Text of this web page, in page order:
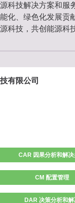
科技解决方案和服
化、绿色化发展贡
科技，共创能源科
有限公司
CAR 因果分析和解
CM 配置管理
DAR 决策分析和解